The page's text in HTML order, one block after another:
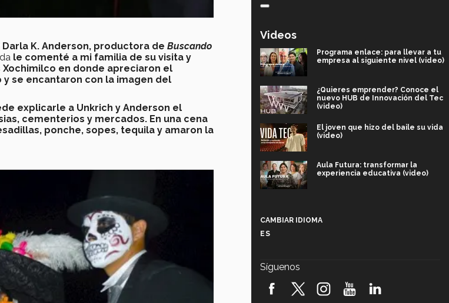
K. Anderson, productora de Buscando
le comenté a mi familia de su visita y
en donde apreciaron el
se encantaron con la imagen del
explicarle a Unkrich y Anderson el
cementerios y mercados. En una cena
ponche, sopes, tequila y amaron la
Videos
Programa enlace: para llevar a tu
empresa al siguiente nivel (video)
¿Quieres emprender? Conoce el
nuevo HUB de Innovación del Tec
(video)
El joven que hizo del baile su vida
(video)
Aula Futura: transformar la
experiencia educativa (video)
robótica FIRST 2026! (video)
CAMBIAR IDIOMA
ES
Síguenos